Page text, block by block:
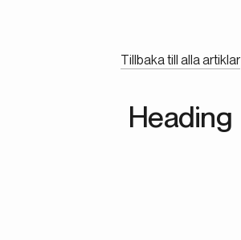
Tillbaka till alla artiklar
Heading